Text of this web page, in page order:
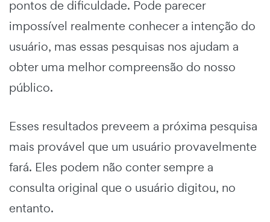
pontos de dificuldade. Pode parecer
impossível realmente conhecer a intenção do
usuário, mas essas pesquisas nos ajudam a
obter uma melhor compreensão do nosso
público.
Esses resultados preveem a próxima pesquisa
mais provável que um usuário provavelmente
fará. Eles podem não conter sempre a
consulta original que o usuário digitou, no
entanto.